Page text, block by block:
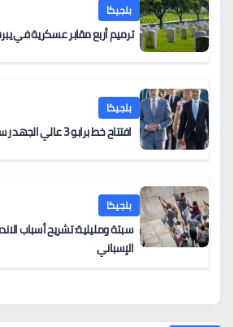
بلجيكا
ترميم أربع مقابر عسكرية في
بلجيكا
افتتاح خط برابو 3 عالي الجهد رسمياً في ميناء أنتويرب
بلجيكا
سبتة ومليلية: تشريح أسباب
الإسباني